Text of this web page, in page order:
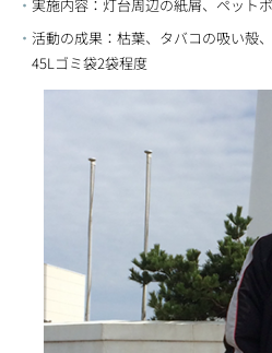
実施内容：灯台周辺の紙屑、ペット
活動の成果：枯葉、タバコの吸い殻
45Lゴミ袋2袋程度